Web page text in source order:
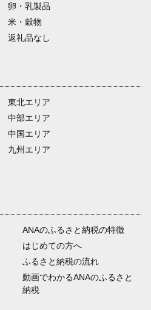
卵・乳製品
米・穀物
返礼品なし
東北エリア
中部エリア
中国エリア
九州エリア
ANAのふるさと納税の特徴
はじめての方へ
ふるさと納税の流れ
動画でわかるANAのふるさと
納税